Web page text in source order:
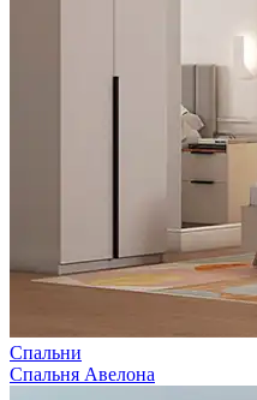
Спальни
Спальня Авелона